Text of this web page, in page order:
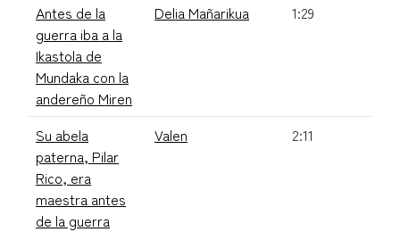
Antes de la
guerra iba a la
Ikastola de
Mundaka con la
andereño Miren
Delia Mañarikua 1:29
Su abela
paterna, Pilar
Rico, era
maestra antes
de la guerra
Valen 2:11